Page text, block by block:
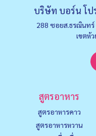
บริษัท บอร์น โป
288 ซอยส.ธรณินทร์
เขตห้
สูตรอาหาร
สูตรอาหารคาว
สูตรอาหารหวาน